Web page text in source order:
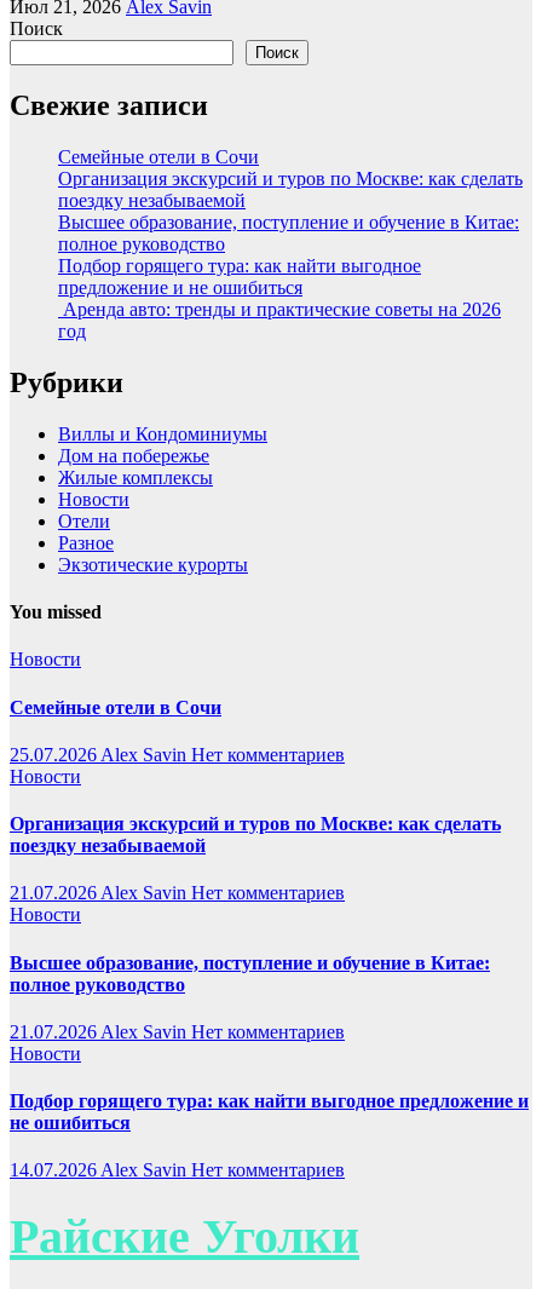
Июл 21, 2026 Alex Savin
Поиск
Поиск
Свежие записи
Семейные отели в Сочи
Организация экскурсий и туров по Москве: как сделать
поездку незабываемой
Высшее образование, поступление и обучение в Китае:
полное руководство
Подбор горящего тура: как найти выгодное
предложение и не ошибиться
Аренда авто: тренды и практические советы на 2026
год
Рубрики
Виллы и Кондоминиумы
Дом на побережье
Жилые комплексы
Новости
Отели
Разное
Экзотические курорты
You missed
Новости
Семейные отели в Сочи
25.07.2026 Alex Savin Нет комментариев
Новости
Организация экскурсий и туров по Москве: как сделать
поездку незабываемой
21.07.2026 Alex Savin Нет комментариев
Новости
Высшее образование, поступление и обучение в Китае:
полное руководство
21.07.2026 Alex Savin Нет комментариев
Новости
Подбор горящего тура: как найти выгодное предложение и
не ошибиться
14.07.2026Alex Savin Нет комментариев
Райские Уголки